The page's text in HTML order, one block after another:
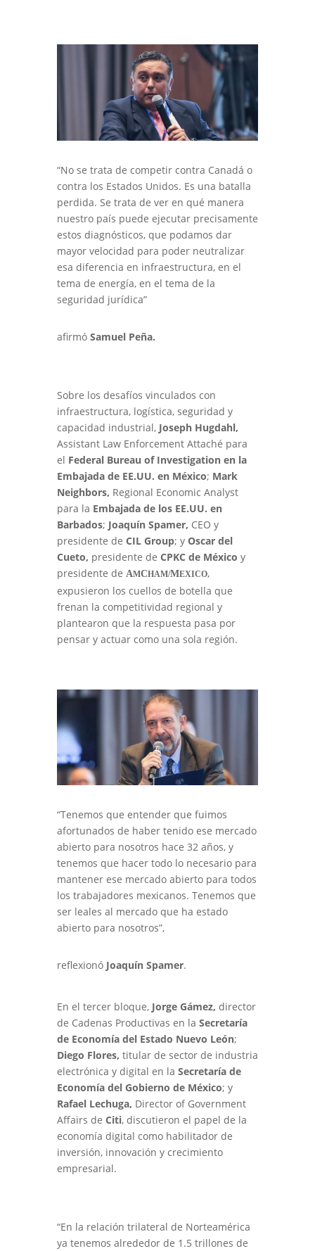
“No se trata de competir contra Canadá o
contra los Estados Unidos. Es una batalla
perdida. Se trata de ver en qué manera
nuestro país puede ejecutar precisamente
estos diagnósticos, que podamos dar
mayor velocidad para poder neutralizar
esa diferencia en infraestructura, en el
tema de energía, en el tema de la
seguridad jurídica”
afirmó Samuel Peña.
Sobre los desafíos vinculados con
infraestructura, logística, seguridad y
capacidad industrial, Joseph Hugdahl,
Assistant Law Enforcement Attaché para
el Federal Bureau of Investigation en la
Embajada de EE.UU. en México; Mark
Neighbors, Regional Economic Analyst
para la Embajada de los EE.UU. en
Barbados; Joaquín Spamer, CEO y
presidente de CIL Group; y Oscar del
Cueto, presidente de CPKC de México y
presidente de AMCHAM/MEXICO,
expusieron los cuellos de botella que
frenan la competitividad regional y
plantearon que la respuesta pasa por
pensar y actuar como una sola región.
“Tenemos que entender que fuimos
afortunados de haber tenido ese mercado
abierto para nosotros hace 32 años, y
tenemos que hacer todo lo necesario para
mantener ese mercado abierto para todos
los trabajadores mexicanos. Tenemos que
ser leales al mercado que ha estado
abierto para nosotros”,
reflexionó Joaquín Spamer.
En el tercer bloque, Jorge Gámez, director
de Cadenas Productivas en la Secretaría
de Economía del Estado Nuevo León;
Diego Flores, titular de sector de industria
electrónica y digital en la Secretaría de
Economía del Gobierno de México; y
Rafael Lechuga, Director of Government
Affairs de Citi, discutieron el papel de la
economía digital como habilitador de
inversión, innovación y crecimiento
empresarial.
“En la relación trilateral de Norteamérica
ya tenemos alrededor de 1.5 trillones de